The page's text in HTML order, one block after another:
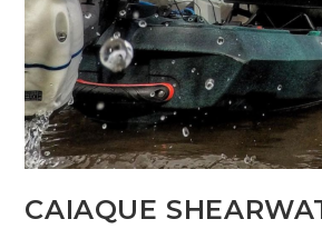
CAIAQUE